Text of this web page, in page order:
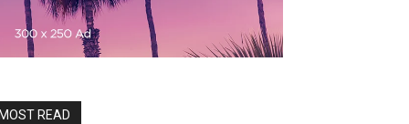
READ